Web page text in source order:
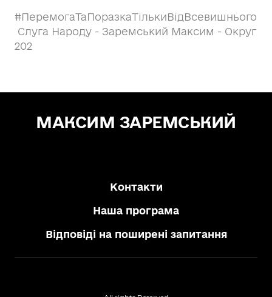
#ПеремогаТаПоразкаТількиВідВсевишнього
Слуга Народу - Заремський Максим - Округ
202
МАКСИМ ЗАРЕМСЬКИЙ
Контакти
Наша програма
Відповіді на поширені запитання